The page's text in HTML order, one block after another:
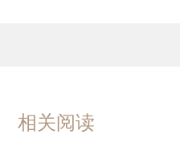
相关阅读